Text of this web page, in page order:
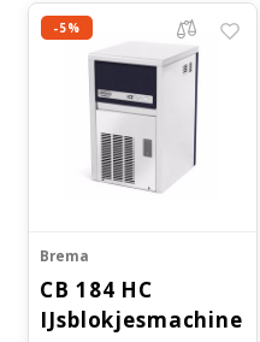
-5%
Brema
CB 184 HC
IJsblokjesmachine